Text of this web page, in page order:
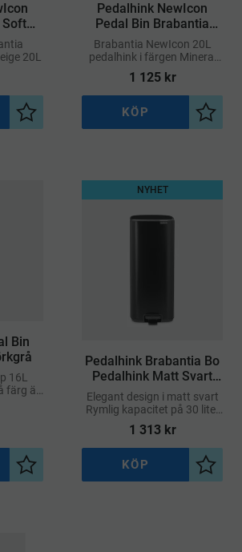
Soft
20L
Lägg till i önskelista
Pedalhink NewIcon
Pedal Bin Brabantia
Mineral Concrete Grey
20L
Brabantia NewIcon 20L
pedalhink i färgen Mineral
Concrete Grey är en stilfull
och funktionell lösning för
avfallshantering i kök,
badrum, kontor eller
1 125kr
Lägg
KÖP
Bin
16L
färg är
Lägg till i önskelista
​Pedalhink Brabantia Bo
Pedalhink Matt Svart
30L
Elegant design i matt svart
Rymlig kapacitet på 30 liter
Mjukstängande lock
Hygienisk pedalöppning
1 313kr
NYHET
Lägg
KÖP